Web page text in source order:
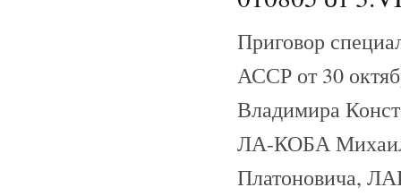
Приговор
АССР от 30
Владимира
ЛА-КОБА
Платоновича,